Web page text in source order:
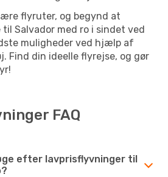
flyruter, og begynd at
Salvador med ro i sindet ved
muligheder ved hjælp af
Find din ideelle flyrejse, og gør
FAQ
efter lavprisflyvninger til